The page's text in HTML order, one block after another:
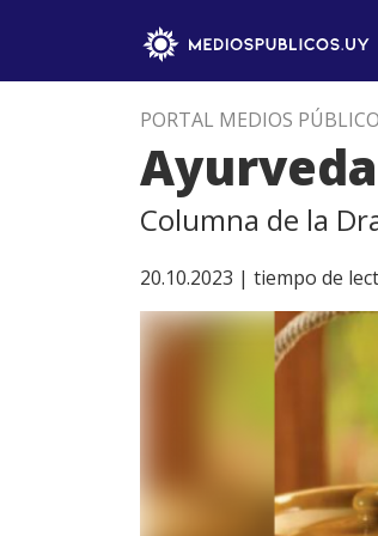
PORTAL MEDIOS
Columna de la
20.10.2023 | tiempo de